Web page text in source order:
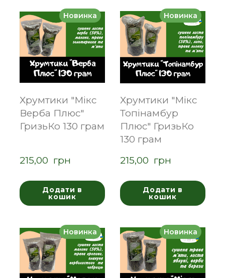
Новинка
Хрумтики "Мікс
Верба Плюс"
ГризьКо 130 грам
215,00  грн
Додати в
кошик
Новинка
Хрумтики "Мікс
Топінамбур
Плюс" ГризьКо
130 грам
215,00  грн
Додати в
кошик
Новинка Новинка